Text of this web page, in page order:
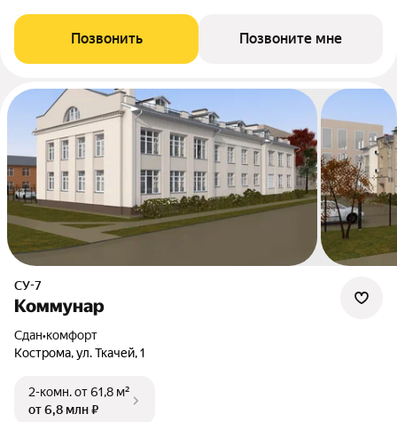
Позвонить Позвоните мне
СУ-7
Коммунар
Сдан•комфорт
Кострома, ул. Ткачей, 1
2-комн.от 61,8 м²
от 6,8 млн ₽